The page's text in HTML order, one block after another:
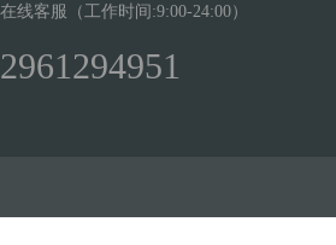
在线客服（工作时间:9:00-24:00）
2961294951